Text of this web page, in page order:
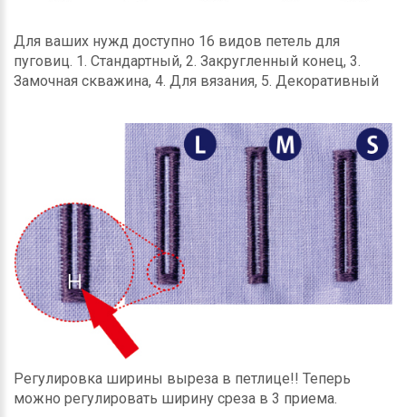
Для ваших нужд доступно 16 видов петель для
пуговиц. 1. Стандартный, 2. Закругленный конец, 3.
Замочная скважина, 4. Для вязания, 5. Декоративный
Регулировка ширины выреза в петлице!! Теперь
можно регулировать ширину среза в 3 приема.